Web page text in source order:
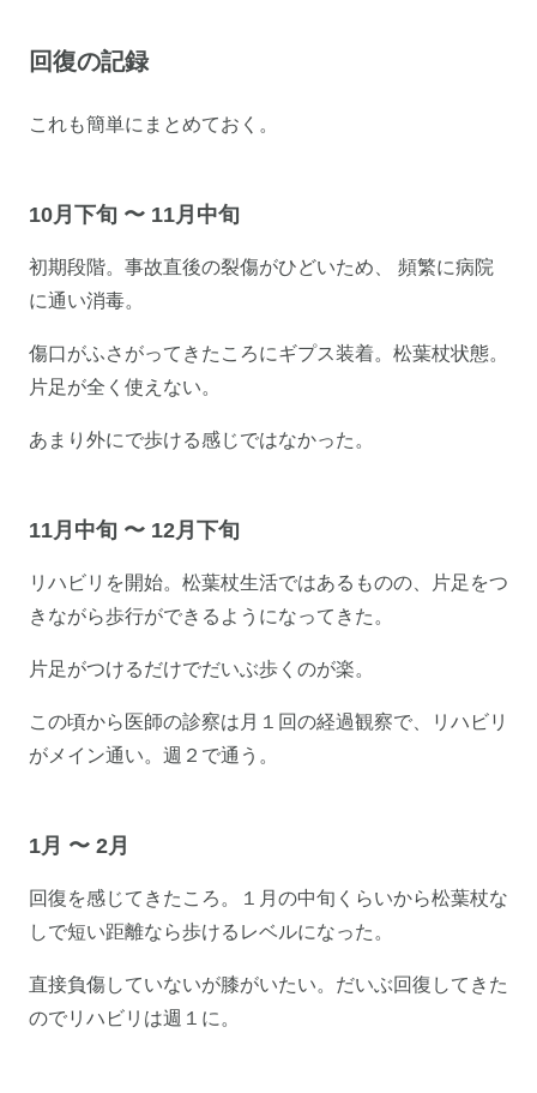
回復の記録
これも簡単にまとめておく。
10月下旬 〜 11月中旬
初期段階。事故直後の裂傷がひどいため、 頻繁に病院
に通い消毒。
傷口がふさがってきたころにギプス装着。松葉杖状態。
片足が全く使えない。
あまり外にで歩ける感じではなかった。
11月中旬 〜 12月下旬
リハビリを開始。松葉杖生活ではあるものの、片足をつ
きながら歩行ができるようになってきた。
片足がつけるだけでだいぶ歩くのが楽。
この頃から医師の診察は月１回の経過観察で、リハビリ
がメイン通い。週２で通う。
1月 〜 2月
回復を感じてきたころ。１月の中旬くらいから松葉杖な
しで短い距離なら歩けるレベルになった。
直接負傷していないが膝がいたい。だいぶ回復してきた
のでリハビリは週１に。